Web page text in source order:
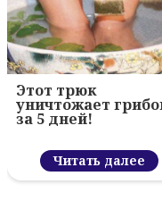
Этот трюк
уничтожает
за 5 дней!
Читать далее